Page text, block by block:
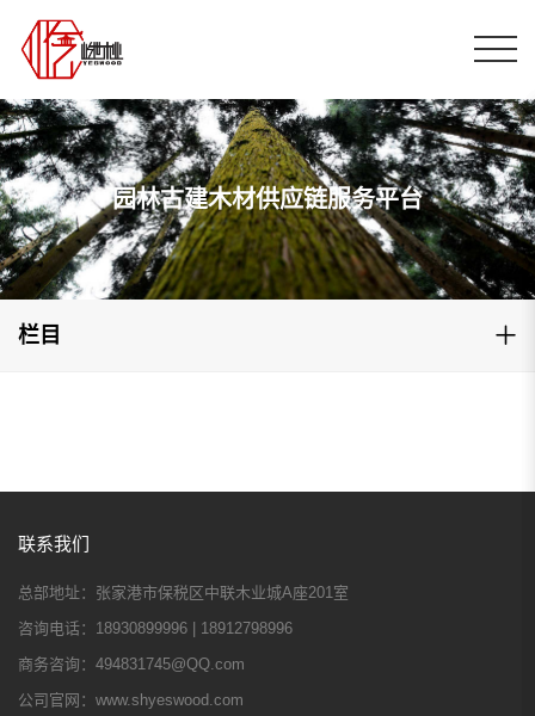
园林古建木材供应链服务平台
栏目
联系我们
总部地址： 张家港市保税区中联木业城A座201室
咨询电话： 18930899996 | 18912798996
商务咨询： 494831745@QQ.com
公司官网： www.shyeswood.com